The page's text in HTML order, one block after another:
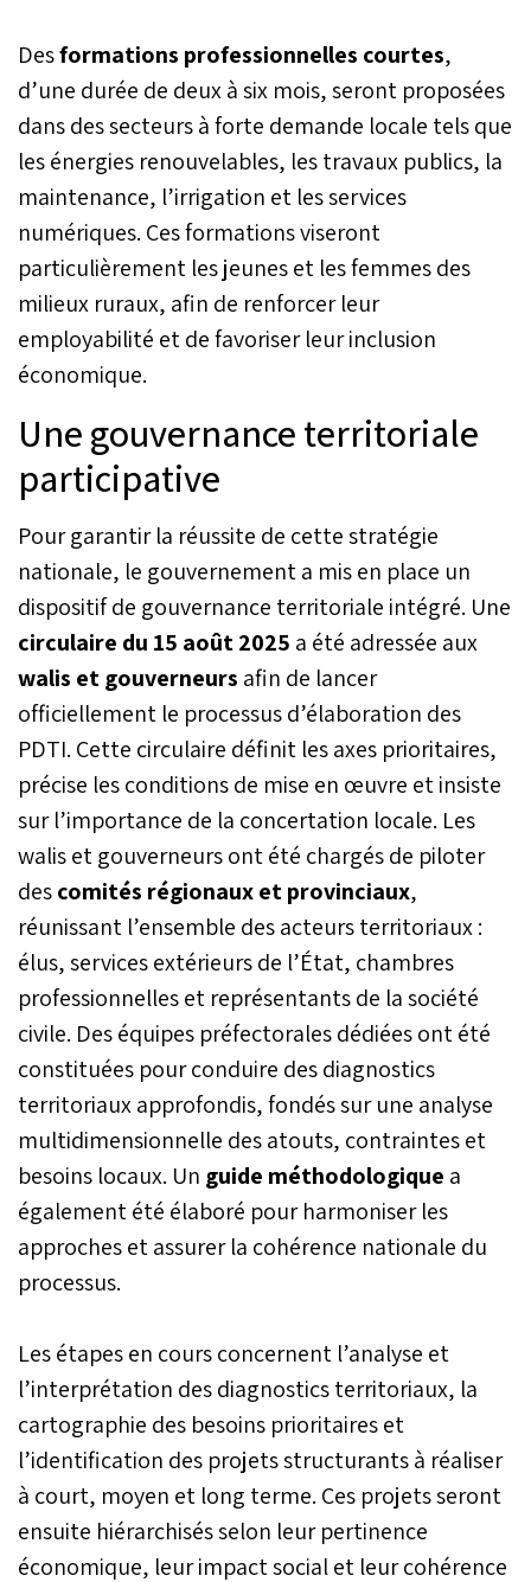
Desformations professionnelles courtes,
d’une durée de deux à six mois, seront proposées
dans des secteurs à forte demande locale tels que
les énergies renouvelables, les travaux publics, la
maintenance, l’irrigation et les services
numériques. Ces formations viseront
particulièrement les jeunes et les femmes des
milieux ruraux, afin de renforcer leur
employabilité et de favoriser leur inclusion
économique.
Une gouvernance territoriale
participative
Pour garantir la réussite de cette stratégie
nationale, le gouvernement a mis en place un
dispositif de gouvernance territoriale intégré. Une
circulaire du 15 août 2025 a été adressée aux
walis et gouverneurs afin de lancer
officiellement le processus d’élaboration des
PDTI. Cette circulaire définit les axes prioritaires,
précise les conditions de mise en œuvre et insiste
sur l’importance de la concertation locale. Les
walis et gouverneurs ont été chargés de piloter
descomités régionaux et provinciaux,
réunissant l’ensemble des acteurs territoriaux :
élus, services extérieurs de l’État, chambres
professionnelles et représentants de la société
civile. Des équipes préfectorales dédiées ont été
constituées pour conduire des diagnostics
territoriaux approfondis, fondés sur une analyse
multidimensionnelle des atouts, contraintes et
besoins locaux. Un guide méthodologique a
également été élaboré pour harmoniser les
approches et assurer la cohérence nationale du
processus.
Les étapes en cours concernent l’analyse et
l’interprétation des diagnostics territoriaux, la
cartographie des besoins prioritaires et
l’identification des projets structurants à réaliser
à court, moyen et long terme. Ces projets seront
ensuite hiérarchisés selon leur pertinence
économique, leur impact social et leur cohérence